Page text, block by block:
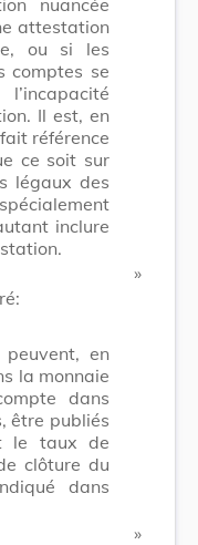
attestation
ou si les
comptes se
Il est, en
référence
ce soit sur
légaux des
inclure
​ »
en
la monnaie
dans
être publiés
le taux de
clôture du
dans
​ »